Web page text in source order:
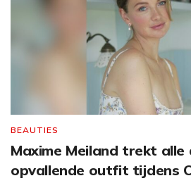
BEAUTIES
Maxime Meiland trekt
opvallende outfit tijdens